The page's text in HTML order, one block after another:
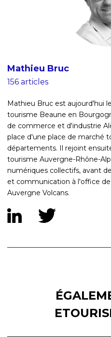
Mathieu Bruc
156 articles
Mathieu Bruc est aujourd'hui
tourisme Beaune en
de commerce et d'industrie
place d'une place de marché
départements. Il rejoint
tourisme Auvergne-Rhône-
numériques collectifs, avant
et communication à l'office
Auvergne Volcans.